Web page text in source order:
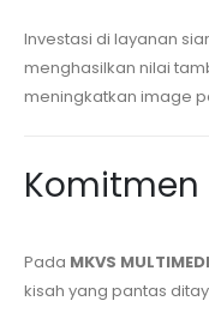
Investasi di layanan
menghasilkan nilai
meningkatkan image
Komitmen
Pada MKVS
kisah yang pantas